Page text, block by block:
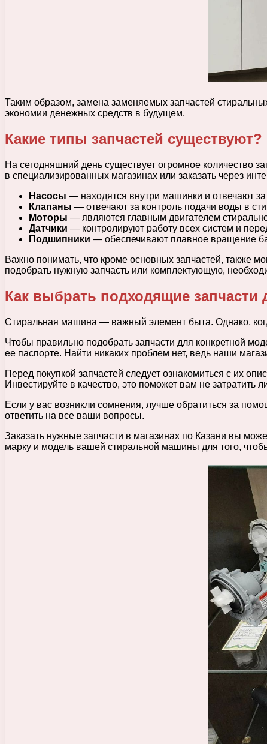
Таким образом, замена заменяемых запчастей
экономии денежных средств в будущем.
Какие типы запчастей существуют?
На сегодняшний день существует огромное количество
в специализированных магазинах или заказать через
Насосы — находятся внутри машинки и отвечают
Клапаны — отвечают за контроль подачи воды в
Моторы — являются главным двигателем
Датчики — контролируют работу всех систем и
Подшипники — обеспечивают плавное вращение
Важно понимать, что кроме основных запчастей, также
подобрать нужную запчасть или комплектующую,
Как выбрать подходящие
Стиральная машина — важный элемент быта. Однако,
Чтобы правильно подобрать запчасти для конкретной
ее паспорте. Найти никаких проблем нет, ведь наши
Перед покупкой запчастей следует ознакомиться с их
Инвестируйте в качество, это поможет вам не затратить
Если у вас возникли сомнения, лучше обратиться за
ответить на все ваши вопросы.
Заказать нужные запчасти в магазинах по Казани вы
марку и модель вашей стиральной машины для того,